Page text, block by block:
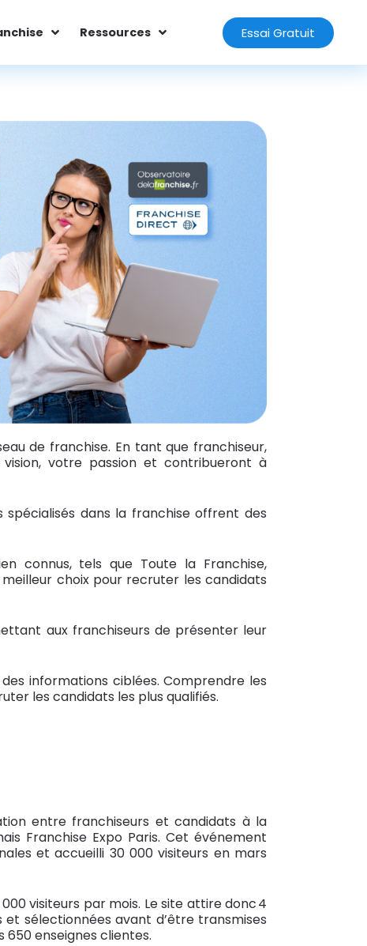
Ressources Essai Gratuit
de franchise. En tant que franchiseur,
votre passion et contribueront à
dans la franchise offrent des
connus, tels que Toute la Franchise,
choix pour recruter les candidats
aux franchiseurs de présenter leur
informations ciblées. Comprendre les
les candidats les plus qualifiés.
entre franchiseurs et candidats à la
Franchise Expo Paris. Cet événement
et accueilli 30 000 visiteurs en mars
visiteurs par mois. Le site attire donc 4
sélectionnées avant d’être transmises
650 enseignes clientes.